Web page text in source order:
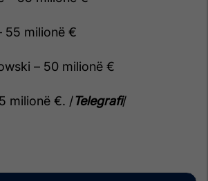
55 milionë €
– 50 milionë €
milionë €. /Telegrafi/